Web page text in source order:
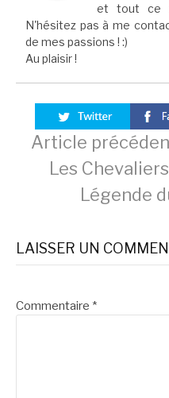
et tout ce
N'hésitez pas à me
de mes passions ! :)
Au plaisir !
Lire
suite
Article
Les
Légende
LAISSER UN
Commentaire *